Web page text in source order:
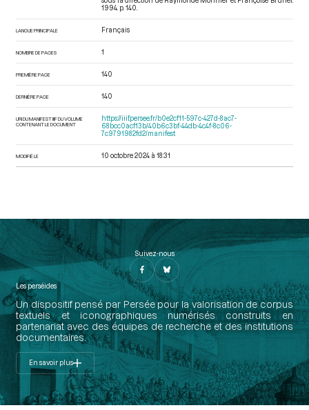
1994. p. 140.
LANGUE PRINCIPALE Français
NOMBRE DE PAGES 1
PREMIÈRE PAGE 140
DERNIÈRE PAGE 140
URI DU MANIFEST IIIF DU VOLUME
CONTENANT LE DOCUMENT
https://iiif.persee.fr/b0e2cf11-597c-427d-8ac7-
68bcc0acf13b/40b6c3bf-44db-4c4f-8c06-
7c9791982fd2/manifest
MODIFIÉ LE 10 octobre 2024 à 18:31
Suivez-nous
Les perséides
Un dispositif pensé par Persée pour la valorisation de corpus
textuels et iconographiques numérisés construits en
partenariat avec des équipes de recherche et des institutions
documentaires.
En savoir plus